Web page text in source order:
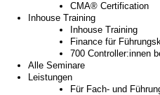
CMA® Certification
Inhouse Training
Inhouse Training
Finance für
700 Controller:innen
Alle Seminare
Leistungen
Für Fach- und